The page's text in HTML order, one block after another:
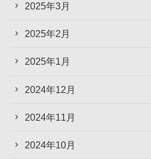
2025年3月
2025年2月
2025年1月
2024年12月
2024年11月
2024年10月